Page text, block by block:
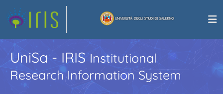
UniSa - IRISInstitutional
Research Information System